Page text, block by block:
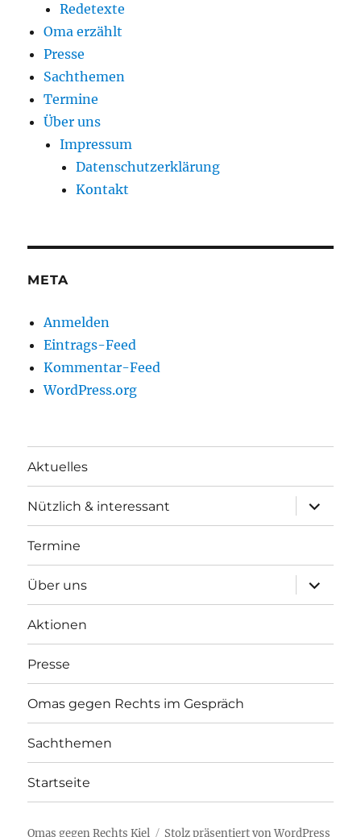
Redetexte
Oma erzählt
Presse
Sachthemen
Termine
Über uns
Impressum
Datenschutzerklärung
Kontakt
META
Anmelden
Eintrags-Feed
Kommentar-Feed
WordPress.org
Aktuelles
Nützlich & interessant
anzeigen
Termine
Über uns
anzeigen
Aktionen
Presse
Omas gegen Rechts im Gespräch
Sachthemen
Startseite
Omas gegen Rechts Kiel Stolz präsentiert von WordPress